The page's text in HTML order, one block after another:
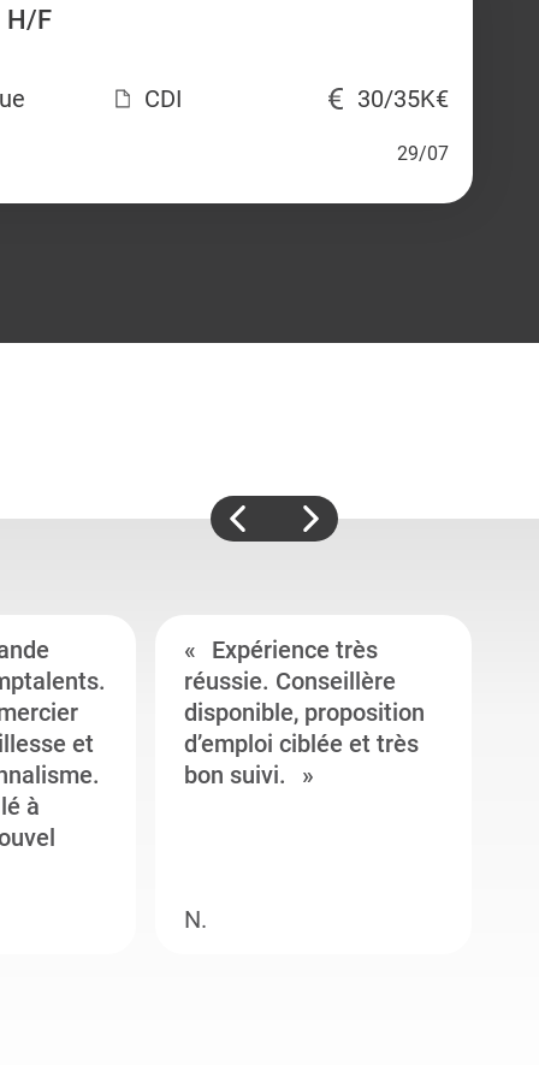
H/F
CDI 30/35K€
29/07
et
à
Expérience très
réussie. Conseillère
disponible, proposition
d’emploi ciblée et très
bon suivi.
N.